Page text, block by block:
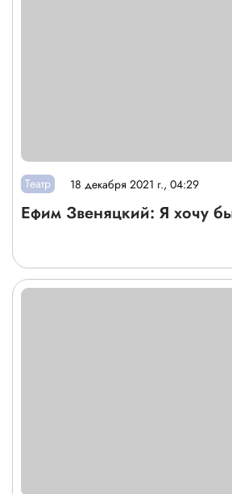
Театр 18 декабря 2021 г., 04:29
Ефим Звеняцкий: Я хочу